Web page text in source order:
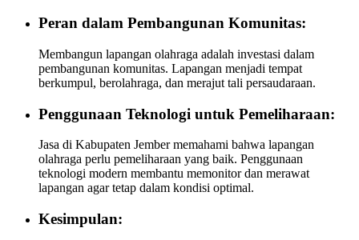
Peran dalam Pembangunan Komunitas:
Membangun lapangan olahraga adalah investasi dalam
pembangunan komunitas. Lapangan menjadi tempat
berkumpul, berolahraga, dan merajut tali persaudaraan.
Penggunaan Teknologi untuk Pemeliharaan:
Jasa di Kabupaten Jember memahami bahwa lapangan
olahraga perlu pemeliharaan yang baik. Penggunaan
teknologi modern membantu memonitor dan merawat
lapangan agar tetap dalam kondisi optimal.
Kesimpulan: